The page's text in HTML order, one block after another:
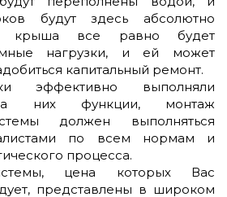
будут здесь абсолютно
крыша все равно будет
нагрузки, и ей может
капитальный ремонт.
эффективно выполняли
них функции, монтаж
должен выполняться
по всем нормам и
процесса.
цена которых Вас
представлены в широком